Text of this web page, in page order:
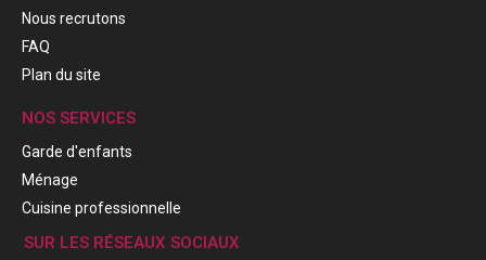
Nous recrutons
FAQ
Plan du site
NOS SERVICES
Garde d'enfants
Ménage
Cuisine professionnelle
SUR LES RÉSEAUX SOCIAUX